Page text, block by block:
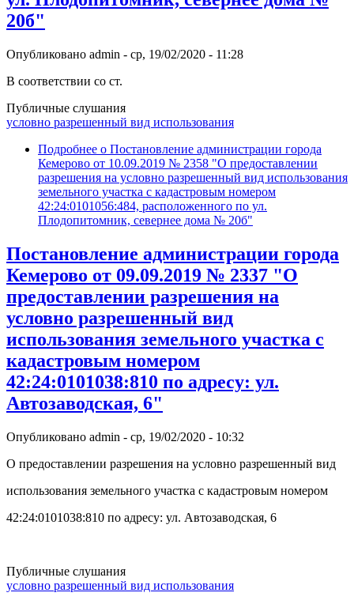
20б"
Опубликовано admin - ср, 19/02/2020 - 11:28
В соответствии со ст.
Публичные слушания
условно разрешенный вид использования
Подробнее о Постановление администрации города
Кемерово от 10.09.2019 № 2358 "О предоставлении
разрешения на условно разрешенный вид использования
земельного участка с кадастровым номером
42:24:0101056:484, расположенного по ул.
Плодопитомник, севернее дома № 20б"
Постановление администрации города
Кемерово от 09.09.2019 № 2337 "О
предоставлении разрешения на
условно разрешенный вид
использования земельного участка с
кадастровым номером
42:24:0101038:810 по адресу: ул.
Автозаводская, 6"
Опубликовано admin - ср, 19/02/2020 - 10:32
О предоставлении разрешения на условно разрешенный вид
использования земельного участка с кадастровым номером
42:24:0101038:810 по адресу: ул. Автозаводская, 6
Публичные слушания
условно разрешенный вид использования